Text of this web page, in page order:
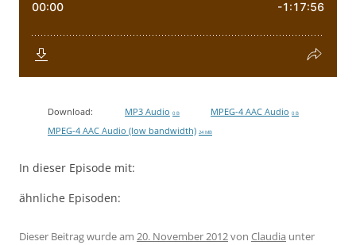
Download: MP3 Audio 0 B MPEG-4 AAC Audio 0 B
MPEG-4 AAC Audio (low bandwidth) 24 MB
In dieser Episode mit:
ähnliche Episoden:
Dieser Beitrag wurde am 20. November 2012von Claudia unter